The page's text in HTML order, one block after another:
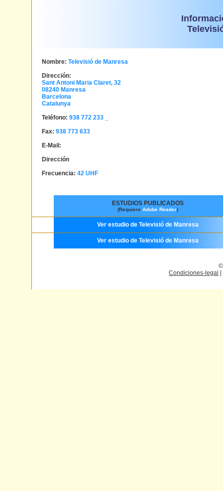
Nombre: Televisió de Manresa
Dirección:
Sant Antoni Maria Claret, 32
08240 Manresa
Barcelona
Catalunya
Teléfono: 938 772 233 _
Fax: 938 773 633
E-Mail:
Dirección
Frecuencia: 42 UHF
ESTUDIOS PUBLICADOS
(Requiere Adobe Reader)
Ver estudio de Televisió de Manresa
Ver estudio de Televisió de Manresa
©
Condiciones-legal